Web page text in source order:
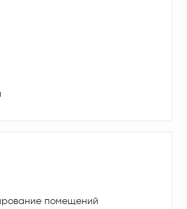
помещений